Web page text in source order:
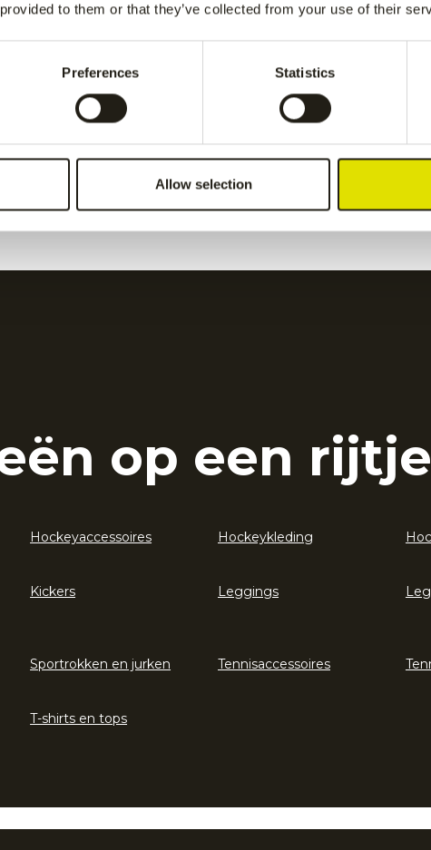
to them or that they’ve collected from your use of their
Preferences Statistics
Allow selection
performance
Jaipur women
pant
pant-Grey Kadiri women pant-navy
€65.00
op een rijtje
Hockeyaccessoires Hockeykleding
Kickers Leggings
Sportrokken en jurken Tennisaccessoires
T-shirts en tops